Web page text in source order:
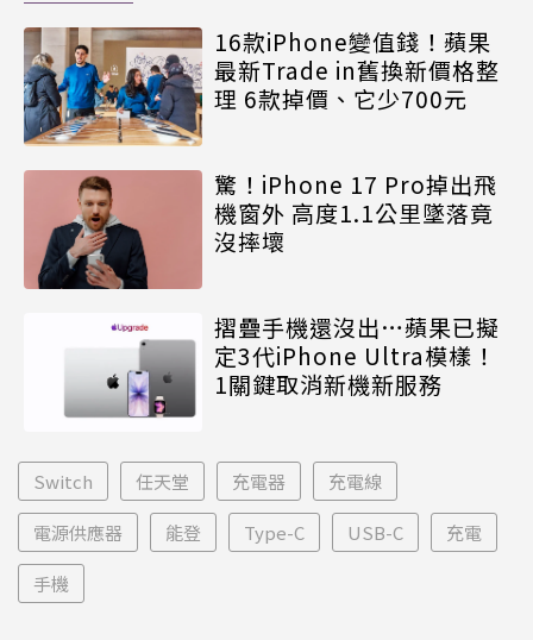
16款iPhone變值錢！蘋果
最新Trade in舊換新價格整
理 6款掉價、它少700元
驚！iPhone 17 Pro掉出飛
機窗外 高度1.1公里墜落竟
沒摔壞
摺疊手機還沒出…蘋果已擬
定3代iPhone Ultra模樣！
1關鍵取消新機新服務
Switch 任天堂 充電器 充電線
電源供應器 能登 Type-C USB-C 充電
手機